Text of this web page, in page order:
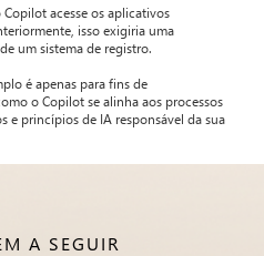
acesse os aplicativos
isso exigiria uma
um sistema de registro.
é apenas para fins de
o Copilot se alinha aos processos
e princípios de IA responsável da sua
A SEGUIR